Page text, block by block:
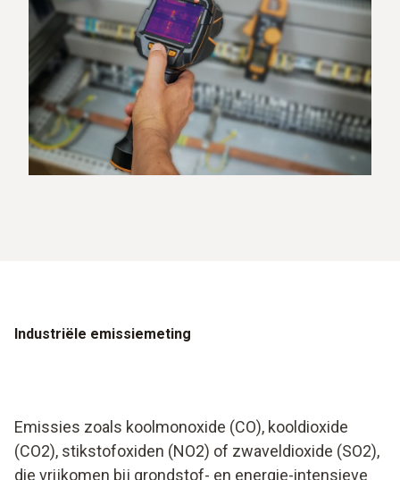
Industriële emissiemeting
Emissies zoals koolmonoxide (CO), kooldioxide
(CO2), stikstofoxiden (NO2) of zwaveldioxide (SO2),
die vrijkomen bij grondstof- en energie-intensieve